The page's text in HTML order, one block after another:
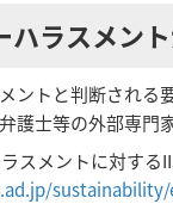
ハラスメン
ントと判断される
護士等の外部専門
ラスメントに対す